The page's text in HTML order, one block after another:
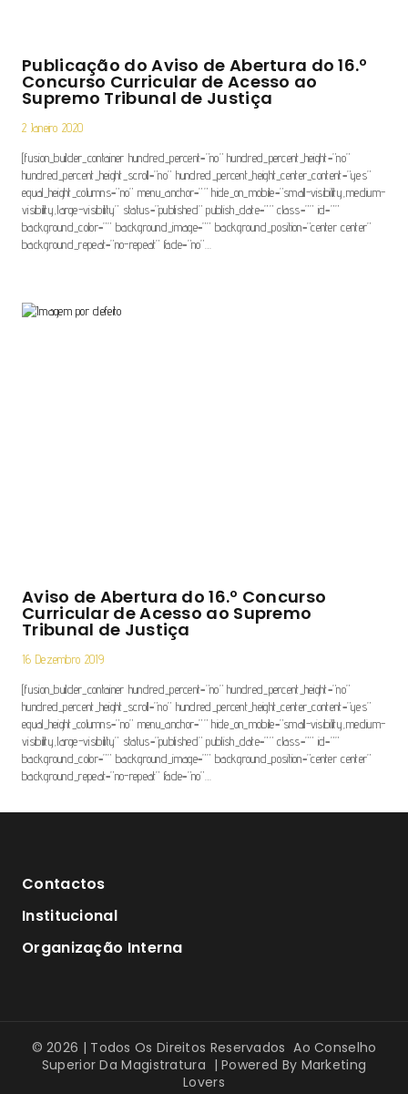
Publicação do Aviso de Abertura do 16.º
Concurso Curricular de Acesso ao
Supremo Tribunal de Justiça
2 Janeiro 2020
[fusion_builder_container hundred_percent=”no” hundred_percent_height=”no”
hundred_percent_height_scroll=”no” hundred_percent_height_center_content=”yes”
equal_height_columns=”no” menu_anchor=”” hide_on_mobile=”small-visibility,medium-
visibility,large-visibility” status=”published” publish_date=”” class=”” id=””
background_color=”” background_image=”” background_position=”center center”
background_repeat=”no-repeat” fade=”no”…
Aviso de Abertura do 16.º Concurso
Curricular de Acesso ao Supremo
Tribunal de Justiça
16 Dezembro 2019
[fusion_builder_container hundred_percent=”no” hundred_percent_height=”no”
hundred_percent_height_scroll=”no” hundred_percent_height_center_content=”yes”
equal_height_columns=”no” menu_anchor=”” hide_on_mobile=”small-visibility,medium-
visibility,large-visibility” status=”published” publish_date=”” class=”” id=””
background_color=”” background_image=”” background_position=”center center”
background_repeat=”no-repeat” fade=”no”…
Contactos
Institucional
Organização Interna
© 2026 | Todos Os Direitos Reservados Ao Conselho
Superior Da Magistratura | Powered By Marketing
Lovers